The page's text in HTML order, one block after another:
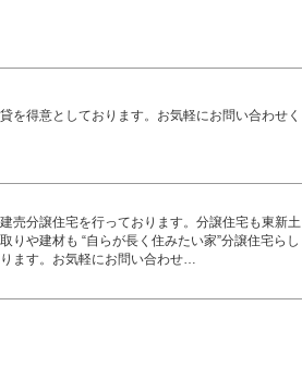
を得意としております。お気軽にお問い合わせく
売分譲住宅を行っております。分譲住宅も東新土
りや建材も “自らが長く住みたい家”分譲住宅らし
ます。お気軽にお問い合わせ…